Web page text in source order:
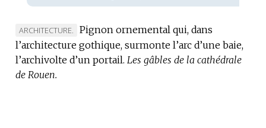
MARQUE
DE
DOMAINE
:
ARCHITECTURE.
Pignon ornemental qui, dans
l’architecture gothique, surmonte l’arc d’une baie,
l’archivolte d’un portail. Les gâbles de la cathédrale
de Rouen.